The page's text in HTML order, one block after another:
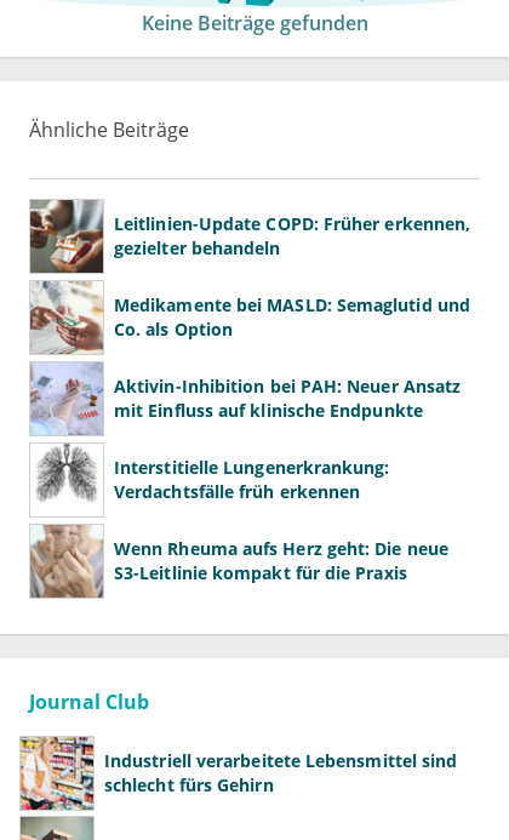
Keine Beiträge gefunden
Ähnliche Beiträge
Leitlinien-Update COPD: Früher erkennen,
gezielter behandeln
Medikamente bei MASLD: Semaglutid und
Co. als Option
Aktivin-Inhibition bei PAH: Neuer Ansatz
mit Einfluss auf klinische Endpunkte
Interstitielle Lungenerkrankung:
Verdachtsfälle früh erkennen
Wenn Rheuma aufs Herz geht: Die neue
S3-Leitlinie kompakt für die Praxis
Journal Club
Industriell verarbeitete Lebensmittel sind
schlecht fürs Gehirn